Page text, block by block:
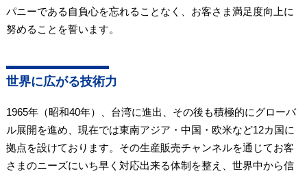
パニーである自負心を忘れることなく、お客さま満足度向上に
努めることを誓います。
世界に広がる技術力
1965年（昭和40年）、台湾に進出、その後も積極的にグローバ
ル展開を進め、現在では東南アジア・中国・欧米など12カ国に
拠点を設けております。その生産販売チャンネルを通じてお客
さまのニーズにいち早く対応出来る体制を整え、世界中から信